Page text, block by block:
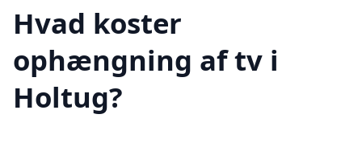
Hvad koster
ophængning af tv i
Holtug?